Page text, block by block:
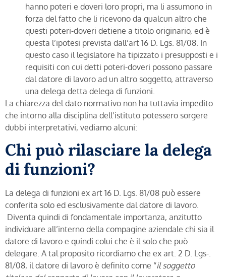
hanno poteri e doveri loro propri, ma li assumono in
forza del fatto che li ricevono da qualcun altro che
questi poteri-doveri detiene a titolo originario, ed è
questa l’ipotesi prevista dall’art 16 D. Lgs. 81/08. In
questo caso il legislatore ha tipizzato i presupposti e i
requisiti con cui detti poteri-doveri possono passare
dal datore di lavoro ad un altro soggetto, attraverso
una delega detta delega di funzioni.
La chiarezza del dato normativo non ha tuttavia impedito
che intorno alla disciplina dell’istituto potessero sorgere
dubbi interpretativi, vediamo alcuni:
Chi può rilasciare la delega
di funzioni?
La delega di funzioni ex art 16 D. Lgs. 81/08 può essere
conferita solo ed esclusivamente dal datore di lavoro.
Diventa quindi di fondamentale importanza, anzitutto
individuare all’interno della compagine aziendale chi sia il
datore di lavoro e quindi colui che è il solo che può
delegare. A tal proposito ricordiamo che ex art. 2 D. Lgs-.
81/08, il datore di lavoro è definito come “il soggetto